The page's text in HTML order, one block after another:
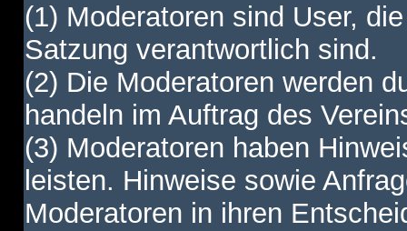
(1) Moderatoren sind User,
Satzung verantwortlich sind.
(2) Die Moderatoren werden
handeln im Auftrag des
(3) Moderatoren haben
leisten. Hinweise sowie
Moderatoren in ihren